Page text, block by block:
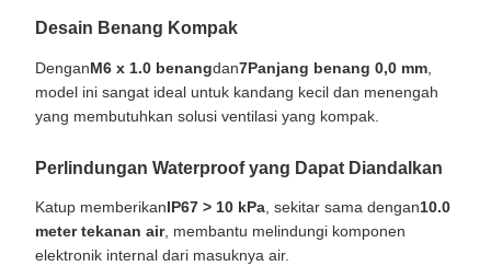
Desain Benang Kompak
DenganM6 x 1.0 benangdan7Panjang benang 0,0 mm
model ini sangat ideal untuk kandang kecil dan menengah
yang membutuhkan solusi ventilasi yang kompak.
Perlindungan Waterproof yang Dapat Diandalkan
Katup memberikanIP67 > 10 kPa, sekitar sama dengan10.0
meter tekanan air, membantu melindungi komponen
elektronik internal dari masuknya air.